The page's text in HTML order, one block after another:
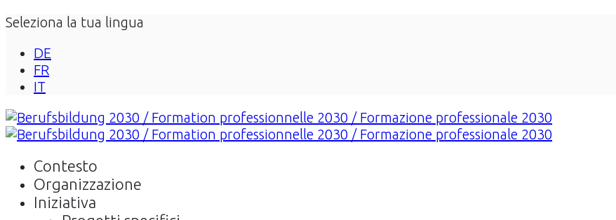
Seleziona la tua lingua
DE
FR
IT
Contesto
Organizzazione
Iniziativa